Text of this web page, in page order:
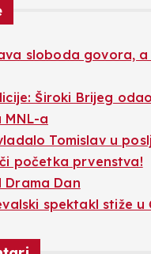
sloboda govora,
Široki Brijeg
MNL-a
Tomislav u
početka prvenstva!
Drama Dan
spektakl stiže u